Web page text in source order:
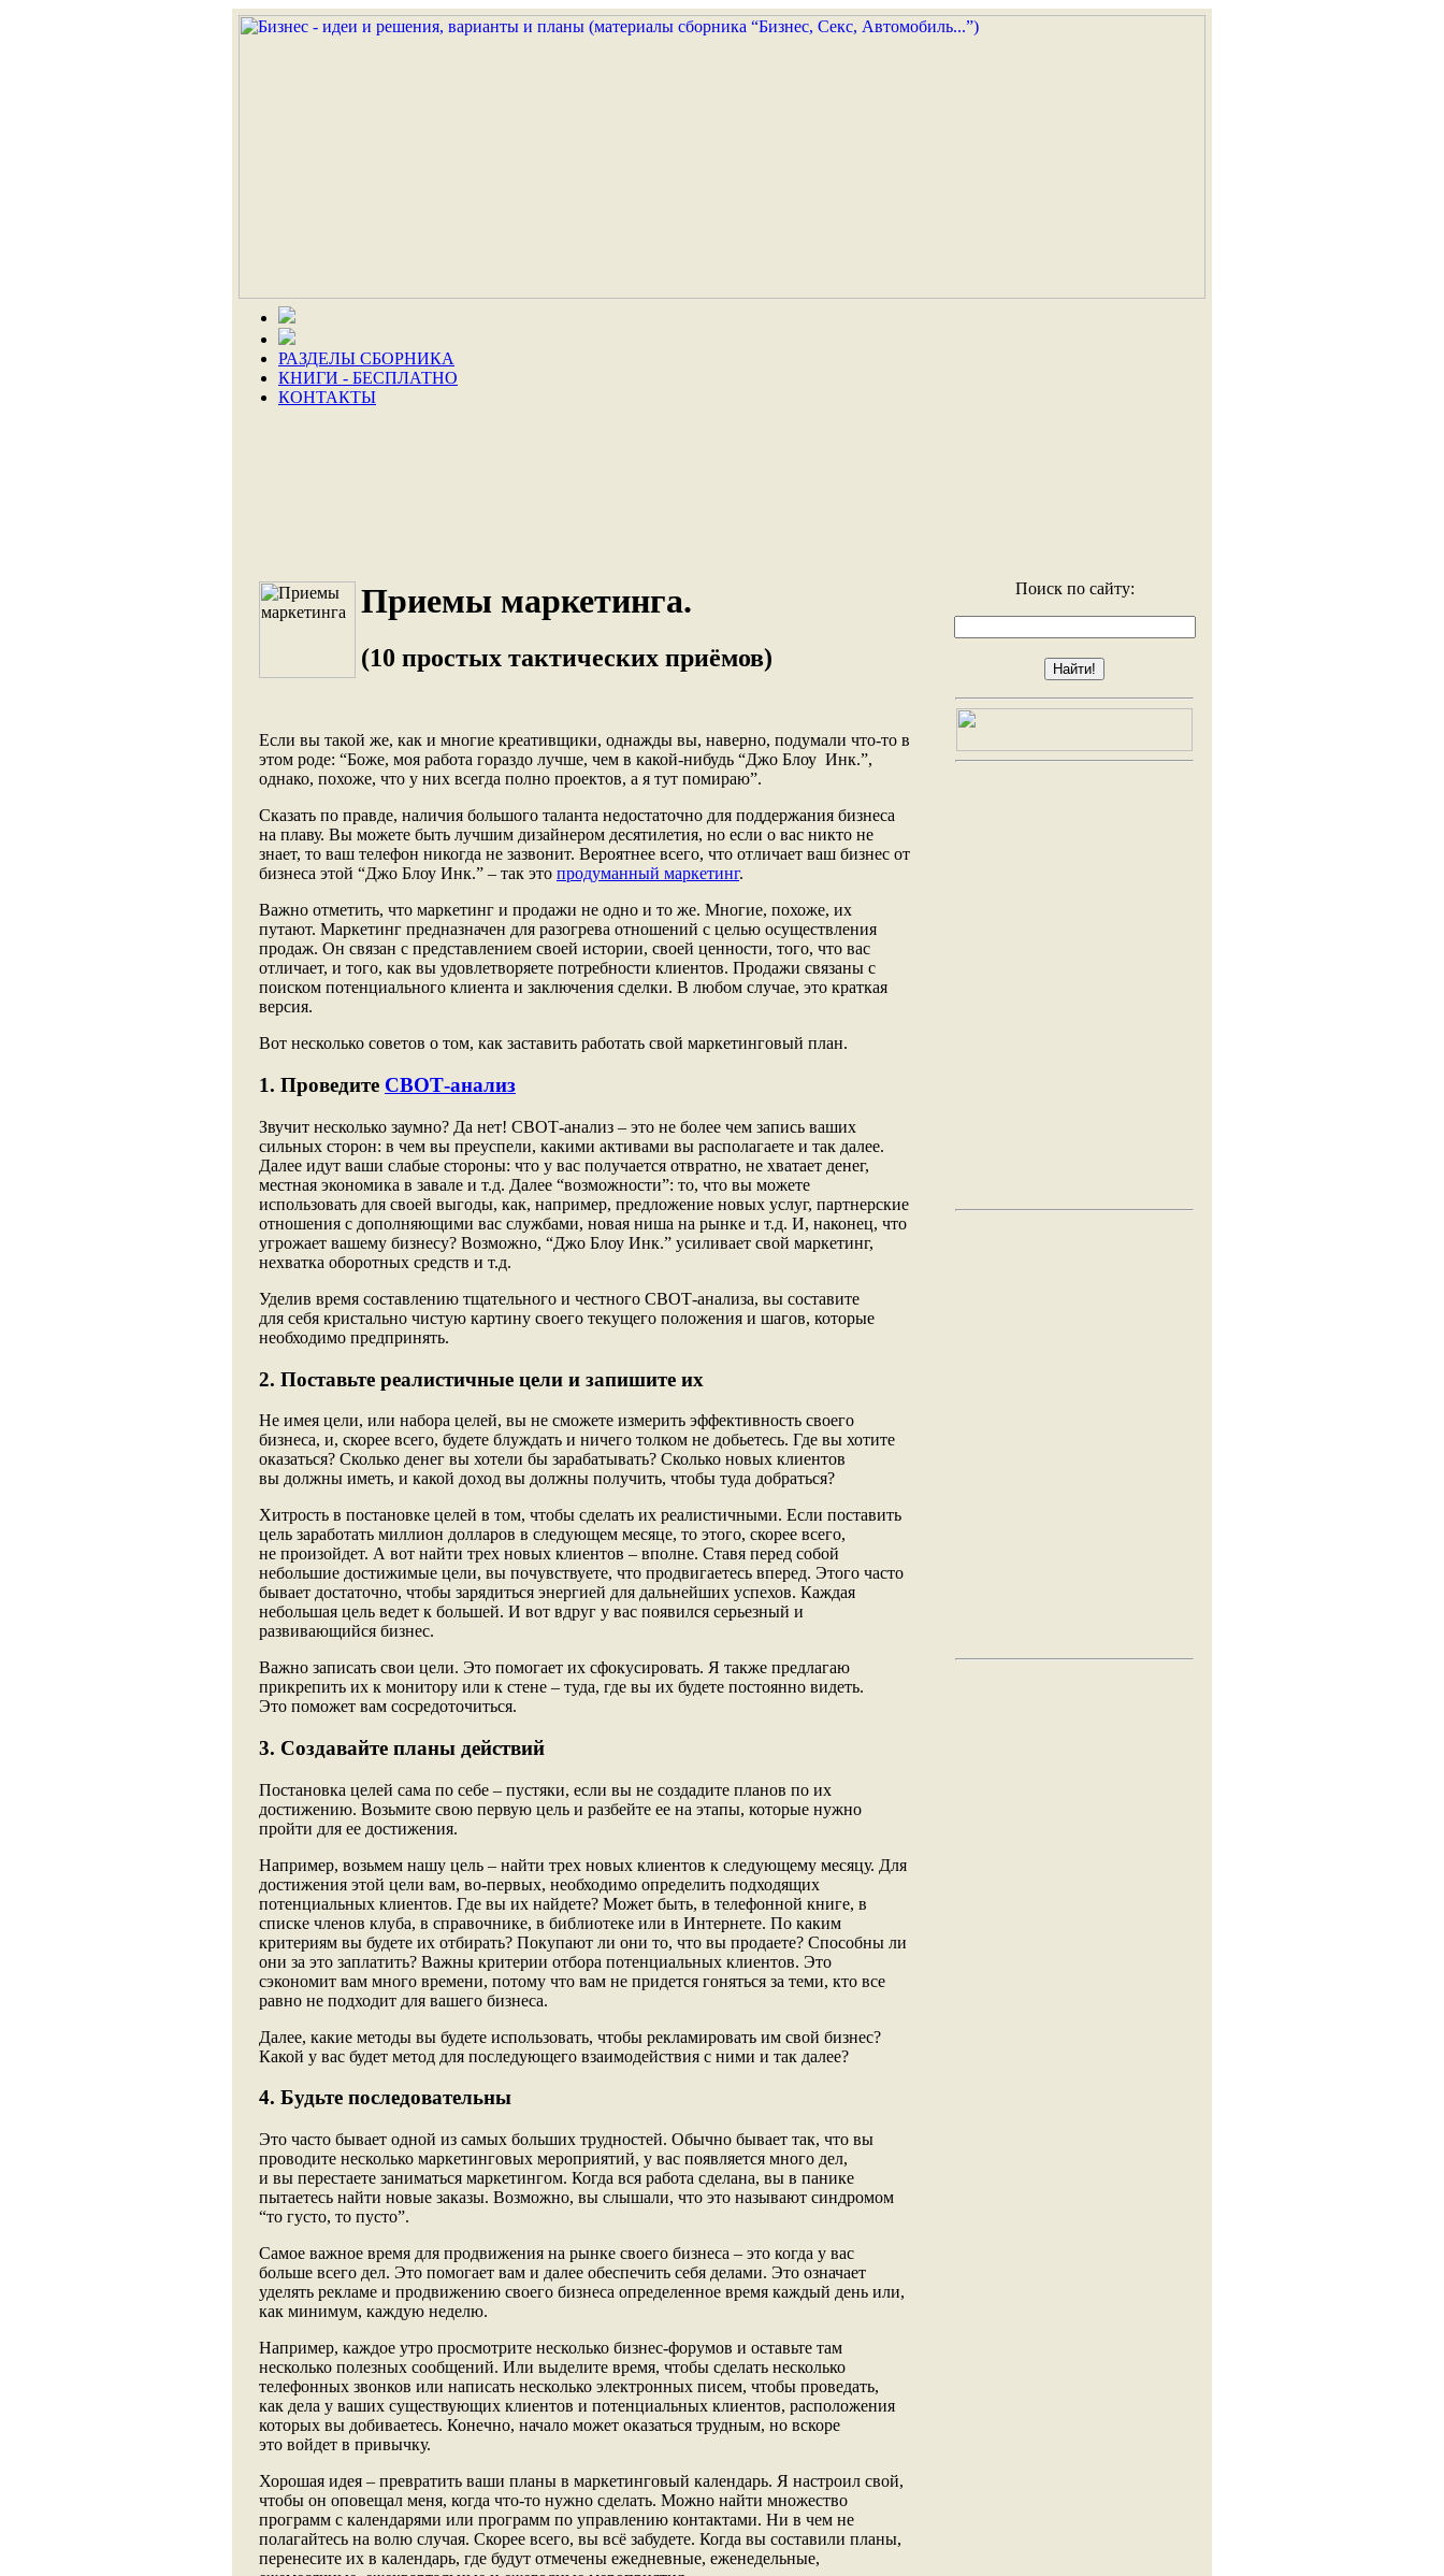
РАЗДЕЛЫ СБОРНИКА
КНИГИ - БЕСПЛАТНО
КОНТАКТЫ
Приемы маркетинга.
(10 простых тактических приёмов)
Если вы такой же, как и многие креативщики, однажды вы, наверно, подумали что-то в
этом роде: “Боже, моя работа гораздо лучше, чем в какой-нибудь “Джо Блоу Инк.”,
однако, похоже, что у них всегда полно проектов, а я тут помираю”.
Сказать по правде, наличия большого таланта недостаточно для поддержания бизнеса
на плаву. Вы можете быть лучшим дизайнером десятилетия, но если о вас никто не
знает, то ваш телефон никогда не зазвонит. Вероятнее всего, что отличает ваш бизнес от
бизнеса этой “Джо Блоу Инк.” – так это продуманный маркетинг.
Важно отметить, что маркетинг и продажи не одно и то же. Многие, похоже, их
путают. Маркетинг предназначен для разогрева отношений с целью осуществления
продаж. Он связан с представлением своей истории, своей ценности, того, что вас
отличает, и того, как вы удовлетворяете потребности клиентов. Продажи связаны с
поиском потенциального клиента и заключения сделки. В любом случае, это краткая
версия.
Вот несколько советов о том, как заставить работать свой маркетинговый план.
1. Проведите СВОТ-анализ
Звучит несколько заумно? Да нет! СВОТ-анализ – это не более чем запись ваших
сильных сторон: в чем вы преуспели, какими активами вы располагаете и так далее.
Далее идут ваши слабые стороны: что у вас получается отвратно, не хватает денег,
местная экономика в завале и т.д. Далее “возможности”: то, что вы можете
использовать для своей выгоды, как, например, предложение новых услуг, партнерские
отношения с дополняющими вас службами, новая ниша на рынке и т.д. И, наконец, что
угрожает вашему бизнесу? Возможно, “Джо Блоу Инк.” усиливает свой маркетинг,
нехватка оборотных средств и т.д.
Уделив время составлению тщательного и честного СВОТ-анализа, вы составите
для себя кристально чистую картину своего текущего положения и шагов, которые
необходимо предпринять.
2. Поставьте реалистичные цели и запишите их
Не имея цели, или набора целей, вы не сможете измерить эффективность своего
бизнеса, и, скорее всего, будете блуждать и ничего толком не добьетесь. Где вы хотите
оказаться? Сколько денег вы хотели бы зарабатывать? Сколько новых клиентов
вы должны иметь, и какой доход вы должны получить, чтобы туда добраться?
Хитрость в постановке целей в том, чтобы сделать их реалистичными. Если поставить
цель заработать миллион долларов в следующем месяце, то этого, скорее всего,
не произойдет. А вот найти трех новых клиентов – вполне. Ставя перед собой
небольшие достижимые цели, вы почувствуете, что продвигаетесь вперед. Этого часто
бывает достаточно, чтобы зарядиться энергией для дальнейших успехов. Каждая
небольшая цель ведет к большей. И вот вдруг у вас появился серьезный и
развивающийся бизнес.
Важно записать свои цели. Это помогает их сфокусировать. Я также предлагаю
прикрепить их к монитору или к стене – туда, где вы их будете постоянно видеть.
Это поможет вам сосредоточиться.
3. Создавайте планы действий
Постановка целей сама по себе – пустяки, если вы не создадите планов по их
достижению. Возьмите свою первую цель и разбейте ее на этапы, которые нужно
пройти для ее достижения.
Например, возьмем нашу цель – найти трех новых клиентов к следующему месяцу. Для
достижения этой цели вам, во-первых, необходимо определить подходящих
потенциальных клиентов. Где вы их найдете? Может быть, в телефонной книге, в
списке членов клуба, в справочнике, в библиотеке или в Интернете. По каким
критериям вы будете их отбирать? Покупают ли они то, что вы продаете? Способны ли
они за это заплатить? Важны критерии отбора потенциальных клиентов. Это
сэкономит вам много времени, потому что вам не придется гоняться за теми, кто все
равно не подходит для вашего бизнеса.
Далее, какие методы вы будете использовать, чтобы рекламировать им свой бизнес?
Какой у вас будет метод для последующего взаимодействия с ними и так далее?
4. Будьте последовательны
Это часто бывает одной из самых больших трудностей. Обычно бывает так, что вы
проводите несколько маркетинговых мероприятий, у вас появляется много дел,
и вы перестаете заниматься маркетингом. Когда вся работа сделана, вы в панике
пытаетесь найти новые заказы. Возможно, вы слышали, что это называют синдромом
“то густо, то пусто”.
Самое важное время для продвижения на рынке своего бизнеса – это когда у вас
больше всего дел. Это помогает вам и далее обеспечить себя делами. Это означает
уделять рекламе и продвижению своего бизнеса определенное время каждый день или,
как минимум, каждую неделю.
Например, каждое утро просмотрите несколько бизнес-форумов и оставьте там
несколько полезных сообщений. Или выделите время, чтобы сделать несколько
телефонных звонков или написать несколько электронных писем, чтобы проведать,
как дела у ваших существующих клиентов и потенциальных клиентов, расположения
которых вы добиваетесь. Конечно, начало может оказаться трудным, но вскоре
это войдет в привычку.
Хорошая идея – превратить ваши планы в маркетинговый календарь. Я настроил свой,
чтобы он оповещал меня, когда что-то нужно сделать. Можно найти множество
программ с календарями или программ по управлению контактами. Ни в чем не
полагайтесь на волю случая. Скорее всего, вы всё забудете. Когда вы составили планы,
перенесите их в календарь, где будут отмечены ежедневные, еженедельные,
Поиск по сайту: